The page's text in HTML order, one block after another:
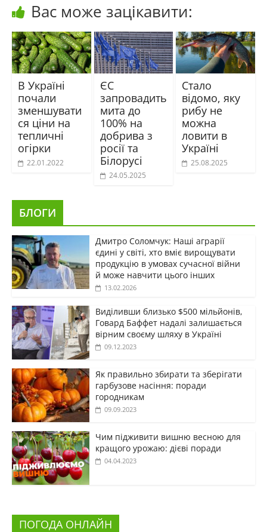
Вас може зацікавити:
В Україні
почали
зменшувати
ся ціни на
тепличні
огірки
22.01.2022
ЄС
запровадить
мита до
100% на
добрива з
росії та
Білорусі
24.05.2025
Стало
відомо, яку
рибу не
можна
ловити в
Україні
25.08.2025
БЛОГИ
Дмитро Соломчук: Наші аграрії
єдині у світі, хто вміє вирощувати
продукцію в умовах сучасної війни
й може навчити цього інших
13.02.2026
Виділивши близько $500 мільйонів,
Говард Баффет надалі залишається
вірним своєму шляху в Україні
09.12.2023
Як правильно збирати та зберігати
гарбузове насіння: поради
городникам
09.09.2023
Чим підживити вишню весною для
кращого урожаю: дієві поради
04.04.2023
ПОГОДА ОНЛАЙН